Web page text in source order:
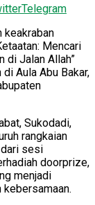
Telegram
keakraban
Mencari
di Jalan Allah”
Aula Abu Bakar,
Sukodadi,
rangkaian
sesi
doorprize,
menjadi